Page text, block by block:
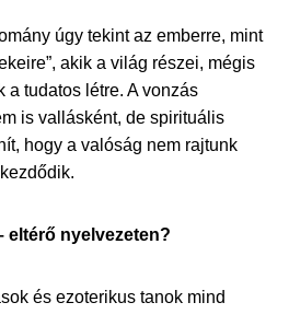
úgy tekint az emberre, mint
akik a világ részei, mégis
tudatos létre. A vonzás
is vallásként, de spirituális
hogy a valóság nem rajtunk
eltérő nyelvezeten?
és ezoterikus tanok mind